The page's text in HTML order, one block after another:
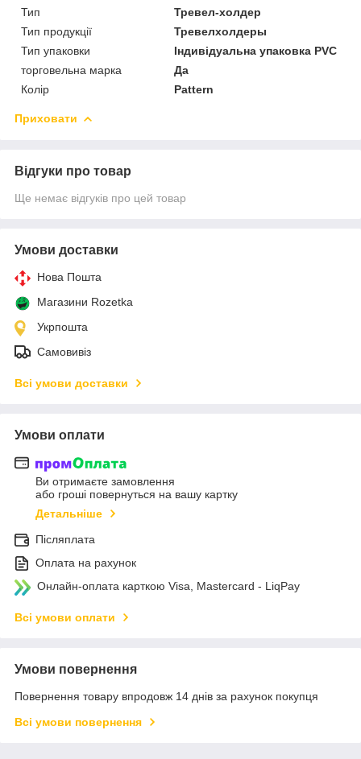
Тип
Тревел-холдер
Тип продукції
Тревелхолдеры
Тип упаковки
Індивідуальна упаковка PVC
торговельна марка
Да
Колір
Pattern
Приховати
Відгуки про товар
Ще немає відгуків про цей товар
Умови доставки
Нова Пошта
Магазини Rozetka
Укрпошта
Самовивіз
Всі умови доставки
Умови оплати
Ви отримаєте замовлення
або гроші повернуться на вашу картку
Детальніше
Післяплата
Оплата на рахунок
Онлайн-оплата карткою Visa, Mastercard - LiqPay
Всі умови оплати
Умови повернення
Повернення товару впродовж 14 днів за рахунок покупця
Всі умови повернення